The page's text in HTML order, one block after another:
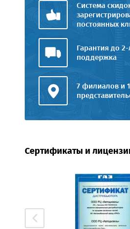
Система
постоянных
Гарантия до
поддержка
7 филиалов и
Сертификаты и